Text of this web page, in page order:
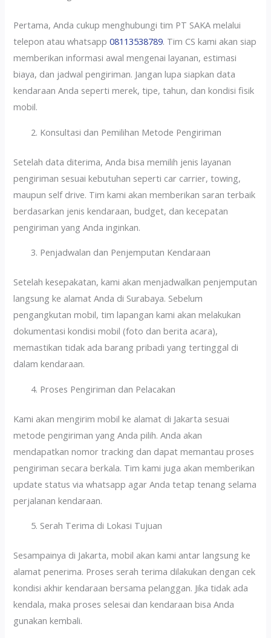
Pertama, Anda cukup menghubungi tim PT SAKA melalui
telepon atau whatsapp08113538789. Tim CS kami akan siap
memberikan informasi awal mengenai layanan, estimasi
biaya, dan jadwal pengiriman. Jangan lupa siapkan data
kendaraan Anda seperti merek, tipe, tahun, dan kondisi fisik
mobil.
Konsultasi dan Pemilihan Metode Pengiriman
Setelah data diterima, Anda bisa memilih jenis layanan
pengiriman sesuai kebutuhan seperti car carrier, towing,
maupun self drive. Tim kami akan memberikan saran terbaik
berdasarkan jenis kendaraan, budget, dan kecepatan
pengiriman yang Anda inginkan.
Penjadwalan dan Penjemputan Kendaraan
Setelah kesepakatan, kami akan menjadwalkan penjemputan
langsung ke alamat Anda di Surabaya. Sebelum
pengangkutan mobil, tim lapangan kami akan melakukan
dokumentasi kondisi mobil (foto dan berita acara),
memastikan tidak ada barang pribadi yang tertinggal di
dalam kendaraan.
Proses Pengiriman dan Pelacakan
Kami akan mengirim mobil ke alamat di Jakarta sesuai
metode pengiriman yang Anda pilih. Anda akan
mendapatkan nomor tracking dan dapat memantau proses
pengiriman secara berkala. Tim kami juga akan memberikan
update status via whatsapp agar Anda tetap tenang selama
perjalanan kendaraan.
Serah Terima di Lokasi Tujuan
Sesampainya di Jakarta, mobil akan kami antar langsung ke
alamat penerima. Proses serah terima dilakukan dengan cek
kondisi akhir kendaraan bersama pelanggan. Jika tidak ada
kendala, maka proses selesai dan kendaraan bisa Anda
gunakan kembali.